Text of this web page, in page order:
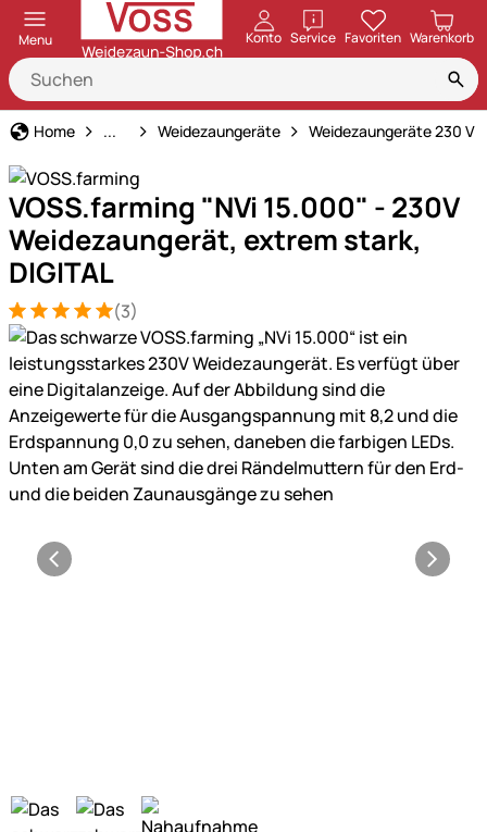
Menu Konto ServiceöffnenFavoriten Warenkorb
Home Weidezaun
... Weidezaungeräte Weidezaungeräte 230 V
VOSS.farming "NVi 15.000" - 230V
Weidezaungerät, extrem stark,
DIGITAL
Bewertung: 5 von 5 (3 Bewertungen)
3 Bewertungen
(3)
Produktgalerie